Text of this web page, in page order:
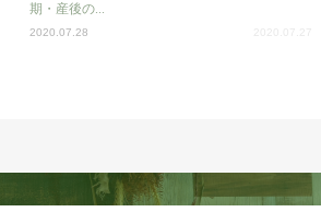
期・産後の...
2020.07.28